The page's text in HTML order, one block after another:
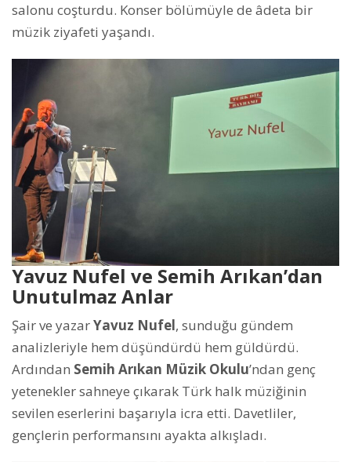
salonu coşturdu. Konser bölümüyle de âdeta bir
müzik ziyafeti yaşandı.
Yavuz Nufel ve Semih Arıkan’dan
Unutulmaz Anlar
Şair ve yazarYavuz Nufel, sunduğu gündem
analizleriyle hem düşündürdü hem güldürdü.
Ardından Semih Arıkan Müzik Okulu’ndan genç
yetenekler sahneye çıkarak Türk halk müziğinin
sevilen eserlerini başarıyla icra etti. Davetliler,
gençlerin performansını ayakta alkışladı.